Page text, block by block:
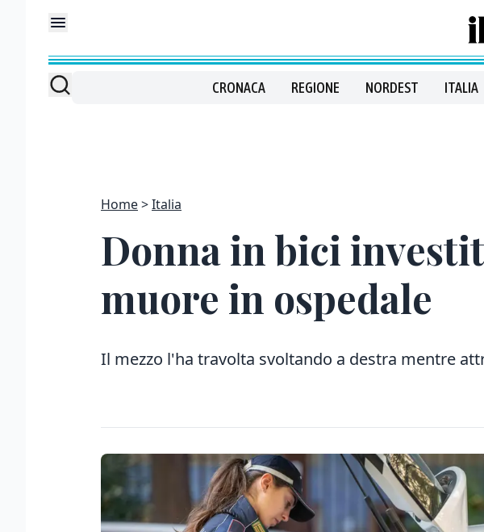
CRONACA REGIONE NORDEST ITALIA
Home Italia
Donna in bici
muore in ospedale
Il mezzo l'ha travolta svoltando a destra mentre